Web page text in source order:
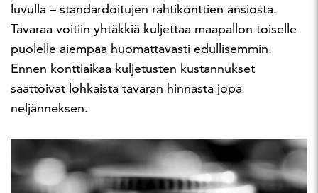
luvulla – standardoitujen rahtikonttien ansiosta.
Tavaraa voitiin yhtäkkiä kuljettaa maapallon toiselle
puolelle aiempaa huomattavasti edullisemmin.
Ennen konttiaikaa kuljetusten kustannukset
saattoivat lohkaista tavaran hinnasta jopa
neljänneksen.